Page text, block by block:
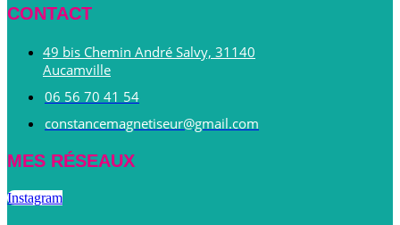
CONTACT
49 bis Chemin André Salvy, 31140
Aucamville
06 56 70 41 54
constancemagnetiseur@gmail.com
MES RÉSEAUX
Instagram